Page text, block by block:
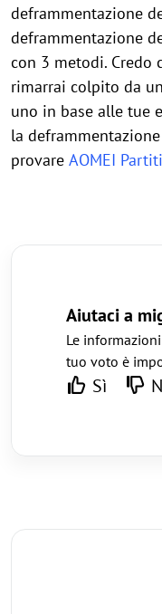
deframmentazione
deframmentazione
con 3 metodi. Credo
rimarrai colpito da
uno in base alle tue
la
provare AOMEI
Aiutaci a
Le
tuo voto è
Sì